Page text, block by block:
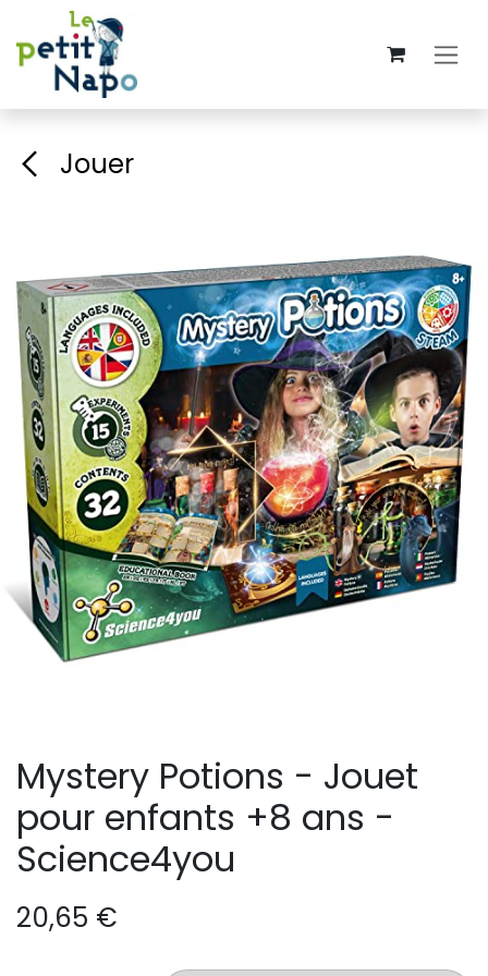
Se rendre au contenu
Jouer
Mystery Potions - Jouet
pour enfants +8 ans -
Science4you
20,65 €